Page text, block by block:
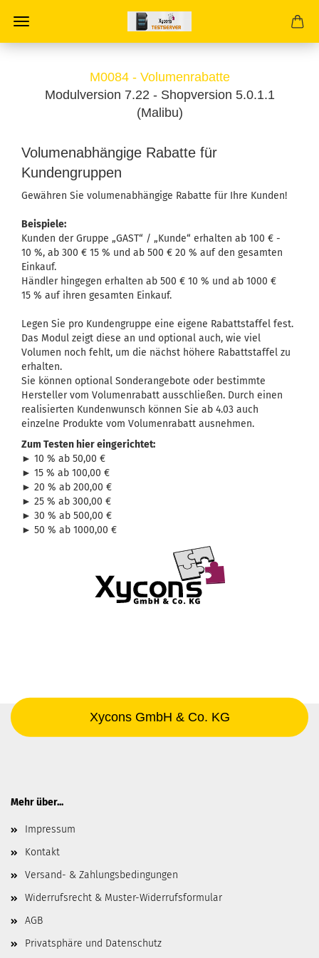
M0084 - Volumenrabatte
Modulversion 7.22 - Shopversion 5.0.1.1
(Malibu)
Volumenabhängige Rabatte für
Kundengruppen
Gewähren Sie volumenabhängige Rabatte für Ihre Kunden!
Beispiele:
Kunden der Gruppe „GAST“ / „Kunde“ erhalten ab 100 € -
10 %, ab 300 € 15 % und ab 500 € 20 % auf den gesamten
Einkauf.
Händler hingegen erhalten ab 500 € 10 % und ab 1000 €
15 % auf ihren gesamten Einkauf.
Legen Sie pro Kundengruppe eine eigene Rabattstaffel fest.
Das Modul zeigt diese an und optional auch, wie viel
Volumen noch fehlt, um die nächst höhere Rabattstaffel zu
erhalten.
Sie können optional Sonderangebote oder bestimmte
Hersteller vom Volumenrabatt ausschließen. Durch einen
realisierten Kundenwunsch können Sie ab 4.03 auch
einzelne Produkte vom Volumenrabatt ausnehmen.
Zum Testen hier eingerichtet:
► 10 % ab 50,00 €
► 15 % ab 100,00 €
► 20 % ab 200,00 €
► 25 % ab 300,00 €
► 30 % ab 500,00 €
► 50 % ab 1000,00 €
Xycons GmbH & Co. KG
Mehr über...
Impressum
Kontakt
Versand- & Zahlungsbedingungen
Widerrufsrecht & Muster-Widerrufsformular
AGB
Privatsphäre und Datenschutz